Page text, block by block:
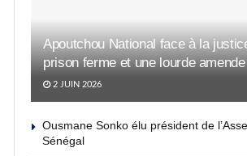
Apoutchou National face à la
prison ferme et une lourde
2 JUIN 2026
Ousmane Sonko élu président de
Sénégal